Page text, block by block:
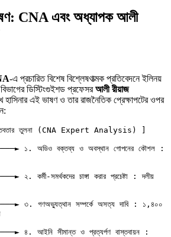
CNA এবং অধ্যাপক আলী
-এ প্রচারিত বিশেষ বিশ্লেষণাত্মক প্রতিবেদনে ইলিনয়
বিভাগের ডিস্টিংগুইশড প্রফেসরআলী রীয়াজ
হাসিনার এই ভাষণ ও তার রাজনৈতিক প্রেক্ষাপটের ওপর
তুলনা (CNA Expert Analysis) ]